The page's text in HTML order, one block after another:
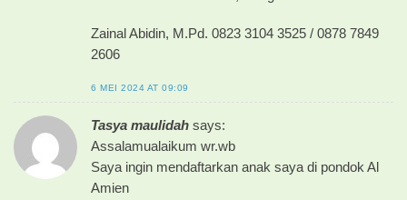
Zainal Abidin, M.Pd. 0823 3104 3525 / 0878 7849
2606
6 MEI 2024 AT 09:09
Tasya maulidah says:
Assalamualaikum wr.wb
Saya ingin mendaftarkan anak saya di pondok Al
Amien